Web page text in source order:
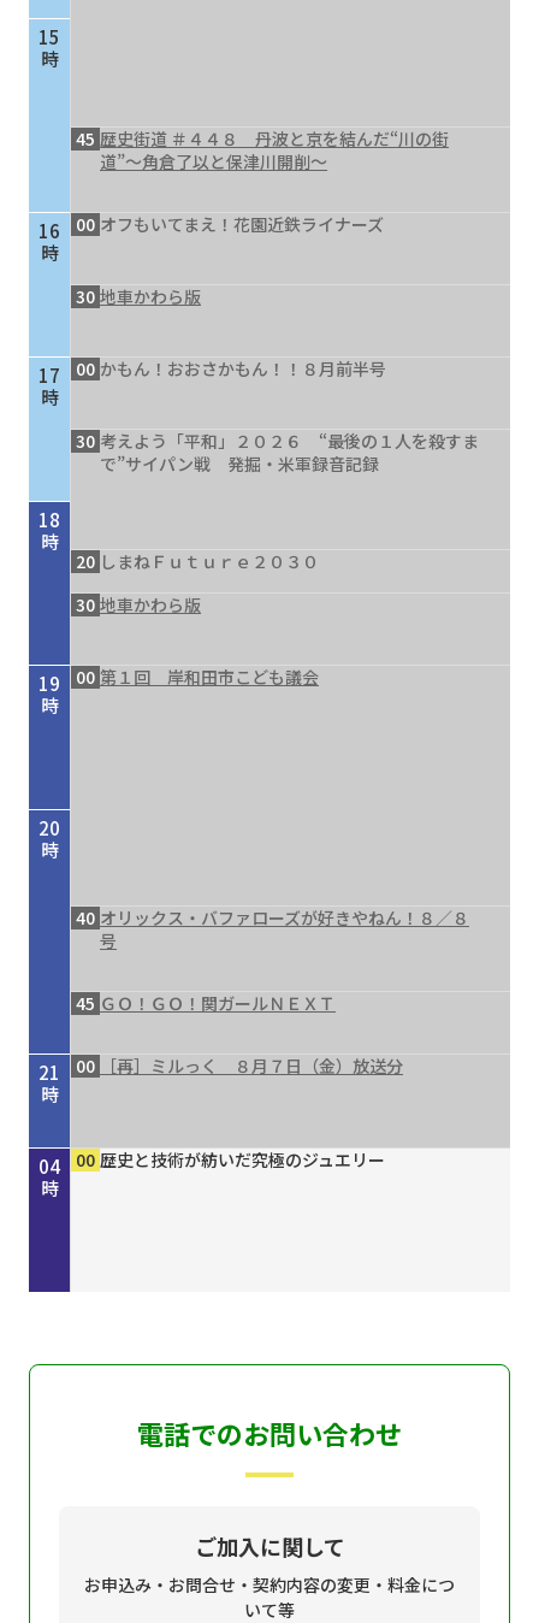
15
時
16
時
17
時
18
時
19
時
20
時
21
時
22
時
23
時
00
時
01
時
02
時
03
時
04
時
45 歴史街道 ＃４４８ 丹波と京を結んだ“川の街
道”～角倉了以と保津川開削～
00 オフもいてまえ！花園近鉄ライナーズ
30 地車かわら版
00 かもん！おおさかもん！！８月前半号
30 考えよう「平和」２０２６ “最後の１人を殺すま
で”サイパン戦 発掘・米軍録音記録
20 しまねＦｕｔｕｒｅ２０３０
30 地車かわら版
00 第１回 岸和田市こども議会
40 オリックス・バファローズが好きやねん！８／８
号
45 ＧＯ！ＧＯ！関ガールＮＥＸＴ
00 ［再］ミルっく ８月７日（金）放送分
00 きしわだネイチャー探訪 ＃１６８
30 地車かわら版
00 Ｄａｙ Ｔｒｉｐｐｅｒ ＃７９
15 歴史街道 ＃４４８ 丹波と京を結んだ“川の街
30 ＧＯ！ＧＯ！関ガールＮＥＸＴ
45 オリックス・バファローズが好きやねん！８／８
50 しまねＦｕｔｕｒｅ２０３０
00 ホトケ女史のぶらりまいり 「郡山八幡神社」編
15 歴史街道 ＃４４８ 丹波と京を結んだ“川の街
30 地車かわら版
00 誰でも簡単にオシャレネイル HOMEI
00 歴史と技術が紡いだ究極のジュエリー
00 歴史と技術が紡いだ究極のジュエリー
00 歴史と技術が紡いだ究極のジュエリー
電話でのお問い合わせ
ご加入に関して
お申込み・お問合せ・契約内容の変更・料金につ
いて等